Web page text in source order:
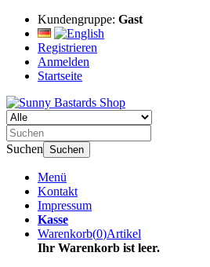
Kundengruppe: Gast
Registrieren
Anmelden
Startseite
Suchen Suchen
Menü
Kontakt
Impressum
Kasse
Warenkorb(0)Artikel
Ihr Warenkorb ist leer.